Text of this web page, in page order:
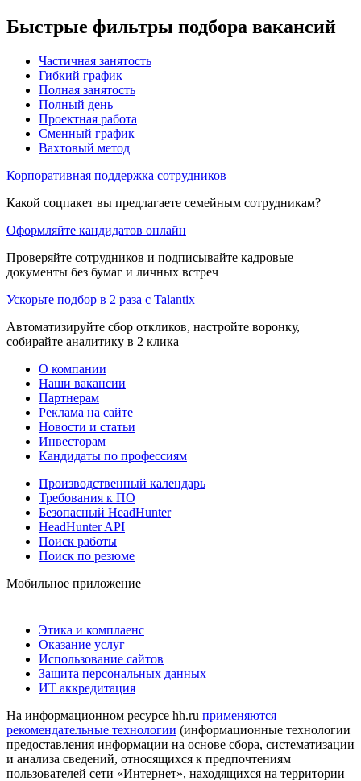
Быстрые фильтры подбора вакансий
Частичная занятость
Гибкий график
Полная занятость
Полный день
Проектная работа
Сменный график
Вахтовый метод
Корпоративная поддержка сотрудников
Какой соцпакет вы предлагаете семейным сотрудникам?
Оформляйте кандидатов онлайн
Проверяйте сотрудников и подписывайте кадровые
документы без бумаг и личных встреч
Ускорьте подбор в 2 раза с Talantix
Автоматизируйте сбор откликов, настройте воронку,
собирайте аналитику в 2 клика
О компании
Наши вакансии
Партнерам
Реклама на сайте
Новости и статьи
Инвесторам
Кандидаты по профессиям
Производственный календарь
Требования к ПО
Безопасный HeadHunter
HeadHunter API
Поиск работы
Поиск по резюме
Мобильное приложение
Этика и комплаенс
Оказание услуг
Использование сайтов
Защита персональных данных
ИТ аккредитация
На информационном ресурсе hh.ru применяются
рекомендательные технологии (информационные технологии
предоставления информации на основе сбора, систематизации
и анализа сведений, относящихся к предпочтениям
пользователей сети «Интернет», находящихся на территории